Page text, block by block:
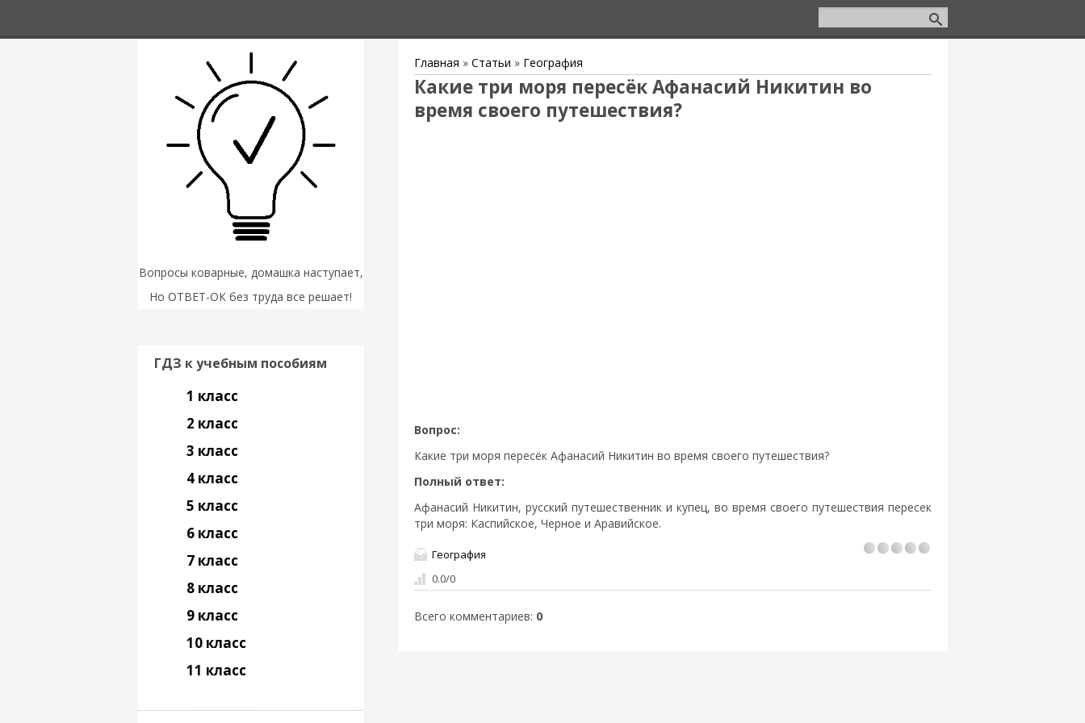
Вопросы коварные, домашка наступает,
Но ОТВЕТ-ОК без труда все решает!
Главная » Статьи » География
Какие три моря пересёк Афанасий Никитин во
время своего путешествия?
Вопрос:
Какие три моря пересёк Афанасий Никитин во время своего путешествия?
Полный ответ:
Афанасий Никитин, русский путешественник и купец, во время своего путешествия пересек
три моря: Каспийское, Черное и Аравийское.
География
0.0/0
Всего комментариев: 0
ГДЗ к учебным пособиям
1 класс
2 класс
3 класс
4 класс
5 класс
6 класс
7 класс
8 класс
9 класс
10 класс
11 класс